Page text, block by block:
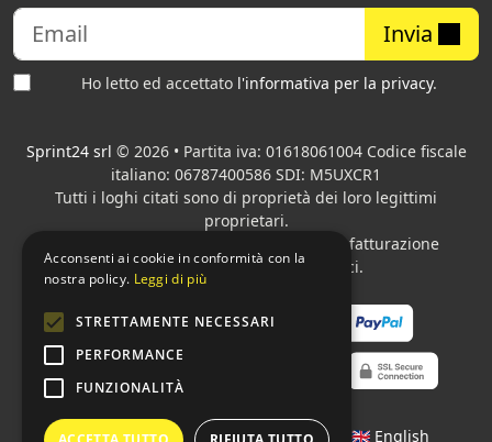
Invia
Ho letto ed accettato l'informativa per la privacy.
Sprint24 srl © 2026 • Partita iva: 01618061004 Codice fiscale
italiano: 06787400586 SDI: M5UXCR1
Tutti i loghi citati sono di proprietà dei loro legittimi
proprietari.
adibita alla fatturazione
elettronica per gli Enti pubblici.
Lingue: 🇮🇹 Italiano • 🇫🇷 Français 🇬🇧 English
Acconsenti ai cookie in conformità con la
nostra policy. Leggi di più
STRETTAMENTE NECESSARI
PERFORMANCE
FUNZIONALITÀ